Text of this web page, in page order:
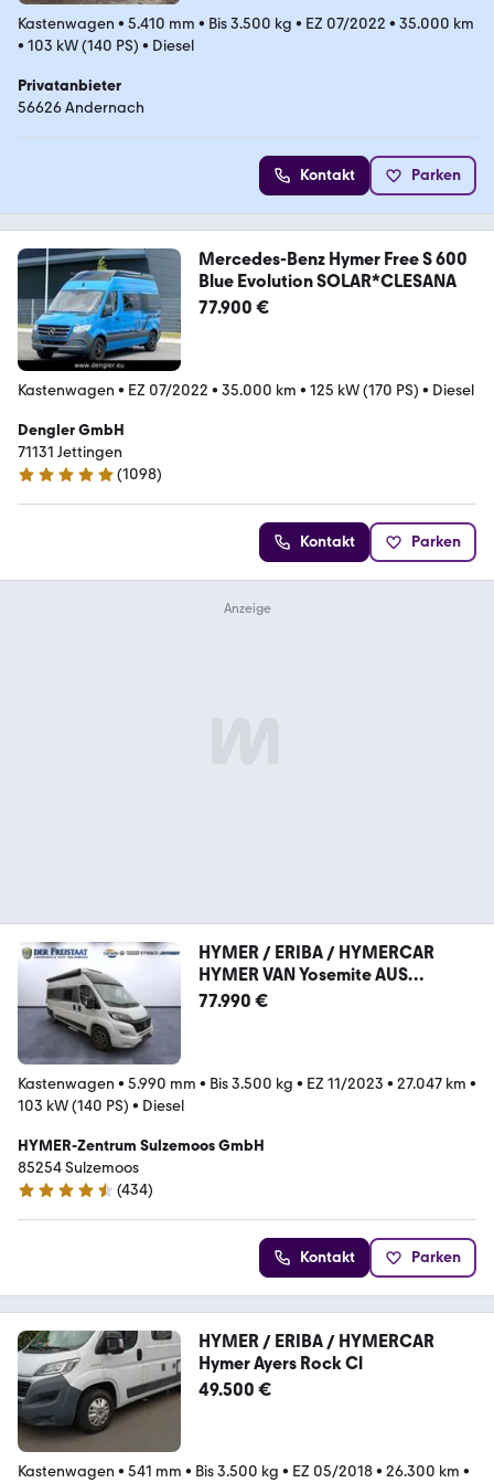
Kastenwagen • 5.410 mm • Bis 3.500 kg • EZ 07/2022 • 35.000 km
• 103 kW (140 PS) • Diesel
Privatanbieter
56626 Andernach
Kontakt Parken
Mercedes-Benz Hymer Free S 600
Blue Evolution SOLAR*CLESANA
77.900 €
Kastenwagen • EZ 07/2022 • 35.000 km • 125 kW (170 PS) • Diesel
Dengler GmbH
71131 Jettingen
4.9 Sterne
(1098)
Kontakt Parken
HYMER / ERIBA / HYMERCAR
HYMER VAN Yosemite AUS
FREISTAAT RENT FLOTTE
77.990 €
Kastenwagen • 5.990 mm • Bis 3.500 kg • EZ 11/2023 • 27.047 km •
103 kW (140 PS) • Diesel
HYMER-Zentrum Sulzemoos GmbH
85254 Sulzemoos
4.7 Sterne
(434)
Kontakt Parken
HYMER / ERIBA / HYMERCAR
Hymer Ayers Rock Cl
49.500 €
Kastenwagen • 541 mm • Bis 3.500 kg • EZ 05/2018• 26.300 km •